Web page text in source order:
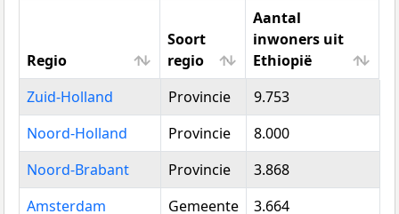
Regio
Soort
regio
Aantal
inwoners uit
Ethiopië
Regio
Soort
regio
Aantal
inwoners uit
Ethiopië
Zuid-Holland Provincie
9.753
Noord-Holland
Provincie
8.000
Noord-Brabant
Provincie
3.868
Amsterdam
Gemeente 3.664